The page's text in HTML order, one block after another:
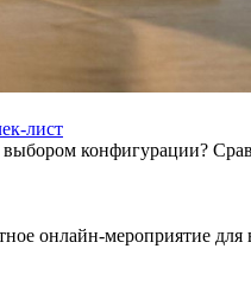
лист
конфигурации?
онлайн-мероприятие для